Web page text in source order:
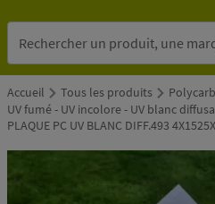
Accueil Tous les produits
UV fumé - UV incolore - UV blanc
PLAQUE PC UV BLANC DIFF.493